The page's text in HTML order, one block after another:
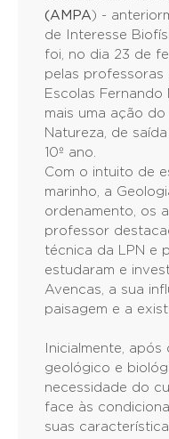
(AMPA) -
de Interesse
foi, no dia 23 de
pelas
Escolas Fernando
mais uma ação
Natureza, de
10º ano.
Com o intuito de
marinho, a
ordenamento, os
professor
técnica da LPN e
estudaram e
Avencas, a sua
paisagem e a
Inicialmente,
geológico e
necessidade do
face às
suas